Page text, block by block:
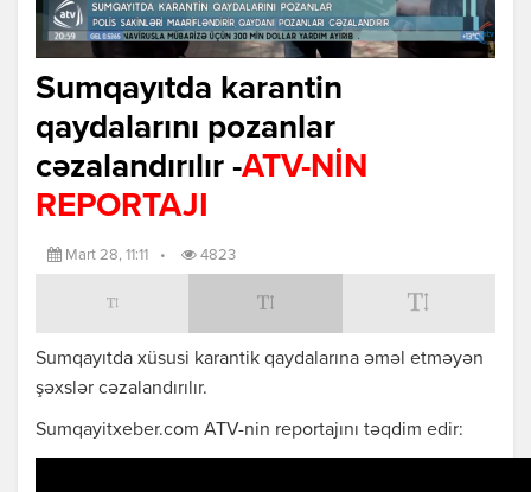
Sumqayıtda karantin
qaydalarını pozanlar
cəzalandırılır -ATV-NİN
REPORTAJI
Mart 28, 11:11 • 4823
Sumqayıtda xüsusi karantik qaydalarına əməl etməyən
şəxslər cəzalandırılır.
Sumqayitxeber.com ATV-nin reportajını təqdim edir: